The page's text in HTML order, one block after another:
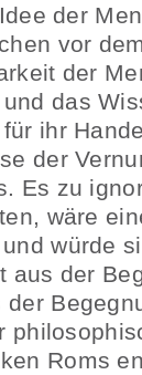
der
vor
der
das
ihr
der
Es zu
wäre
würde
aus der
der
Roms